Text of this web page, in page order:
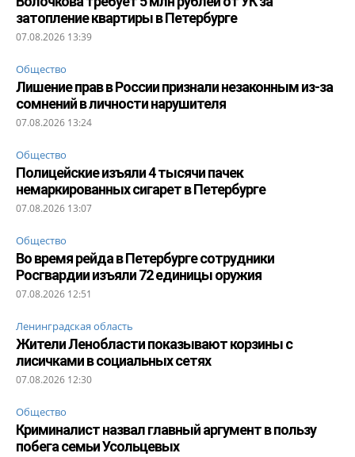
затопление квартиры в Петербурге
07.08.2026 13:39
Общество
Лишение прав в России признали незаконным из-за
сомнений в личности нарушителя
07.08.2026 13:24
Общество
Полицейские изъяли 4 тысячи пачек
немаркированных сигарет в Петербурге
07.08.2026 13:07
Общество
Во время рейда в Петербурге сотрудники
Росгвардии изъяли 72 единицы оружия
07.08.2026 12:51
Ленинградская область
Жители Ленобласти показывают корзины с
лисичками в социальных сетях
07.08.2026 12:30
Общество
Криминалист назвал главный аргумент в пользу
побега семьи Усольцевых